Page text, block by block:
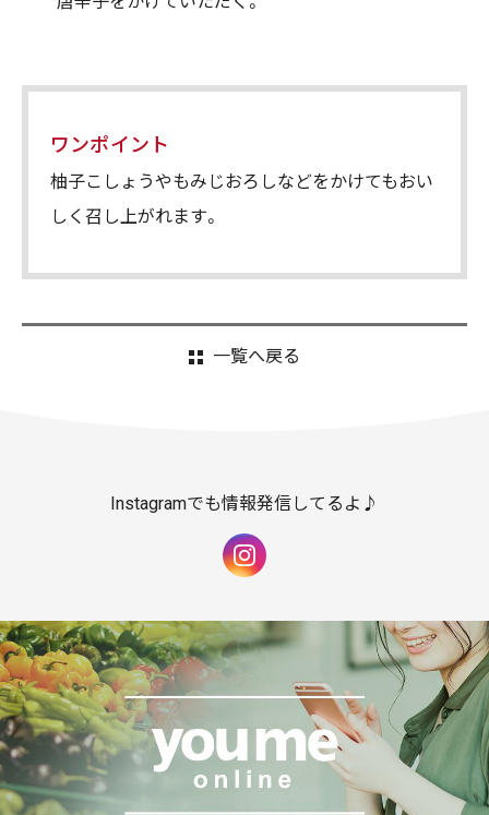
ワンポイント
柚子こしょうやもみじおろしなどをかけてもおい
しく召し上がれます。
一覧へ戻る
Instagramでも情報発信してるよ♪